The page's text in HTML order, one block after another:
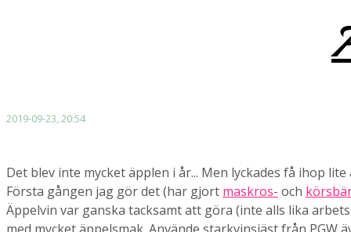
2019-09-23, 20:54
Det blev inte mycket äpplen i år... Men lyckades få ihop
Första gången jag gör det (har gjort maskros- och
Äppelvin var ganska tacksamt att göra (inte alls lika